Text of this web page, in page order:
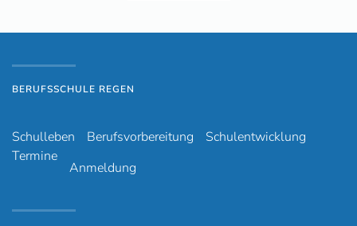
BERUFSSCHULE REGEN
Schulleben Berufsvorbereitung
Schulentwicklung
Termine
Anmeldung